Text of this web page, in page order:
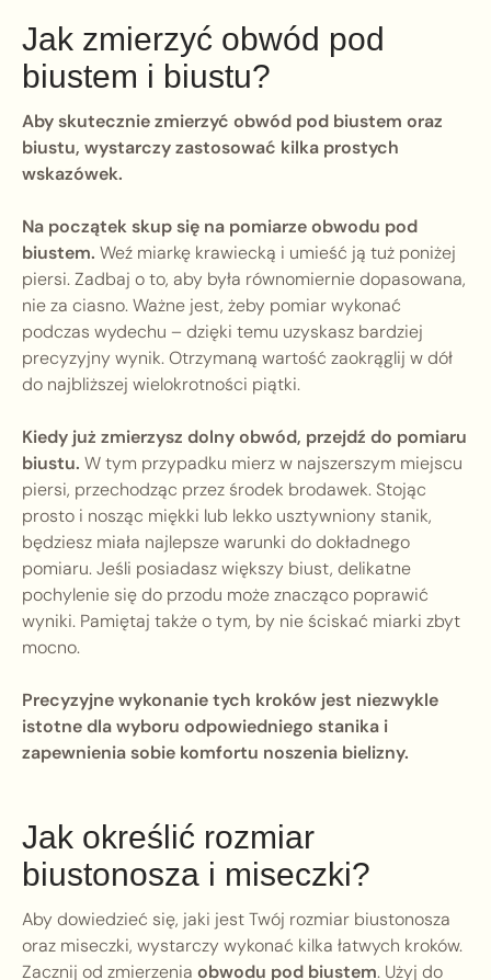
Jak zmierzyć obwód pod
biustem i biustu?
Aby skutecznie zmierzyć obwód pod biustem oraz
biustu, wystarczy zastosować kilka prostych
wskazówek.
Na początek skup się na pomiarze obwodu pod
biustem. Weź miarkę krawiecką i umieść ją tuż poniżej
piersi. Zadbaj o to, aby była równomiernie dopasowana,
nie za ciasno. Ważne jest, żeby pomiar wykonać
podczas wydechu – dzięki temu uzyskasz bardziej
precyzyjny wynik. Otrzymaną wartość zaokrąglij w dół
do najbliższej wielokrotności piątki.
Kiedy już zmierzysz dolny obwód, przejdź do pomiaru
biustu. W tym przypadku mierz w najszerszym miejscu
piersi, przechodząc przez środek brodawek. Stojąc
prosto i nosząc miękki lub lekko usztywniony stanik,
będziesz miała najlepsze warunki do dokładnego
pomiaru. Jeśli posiadasz większy biust, delikatne
pochylenie się do przodu może znacząco poprawić
wyniki. Pamiętaj także o tym, by nie ściskać miarki zbyt
mocno.
Precyzyjne wykonanie tych kroków jest niezwykle
istotne dla wyboru odpowiedniego stanika i
zapewnienia sobie komfortu noszenia bielizny.
Jak określić rozmiar
biustonosza i miseczki?
Aby dowiedzieć się, jaki jest Twój rozmiar biustonosza
oraz miseczki, wystarczy wykonać kilka łatwych kroków.
Zacznij od zmierzenia obwodu pod biustem. Użyj do